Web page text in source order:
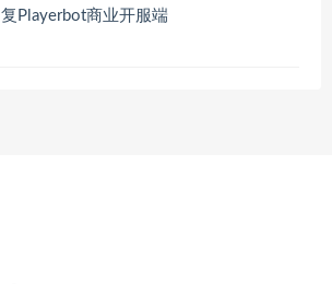
复Playerbot商业开服端